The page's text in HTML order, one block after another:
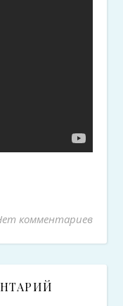
комментариев